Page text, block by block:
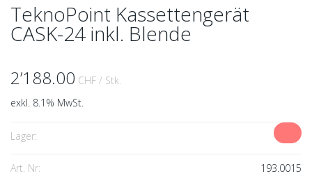
TeknoPoint Kassettengerät
CASK-24 inkl. Blende
2’188.00 CHF / Stk.
exkl. 8.1% MwSt.
Lager:
Art. Nr: 193.0015